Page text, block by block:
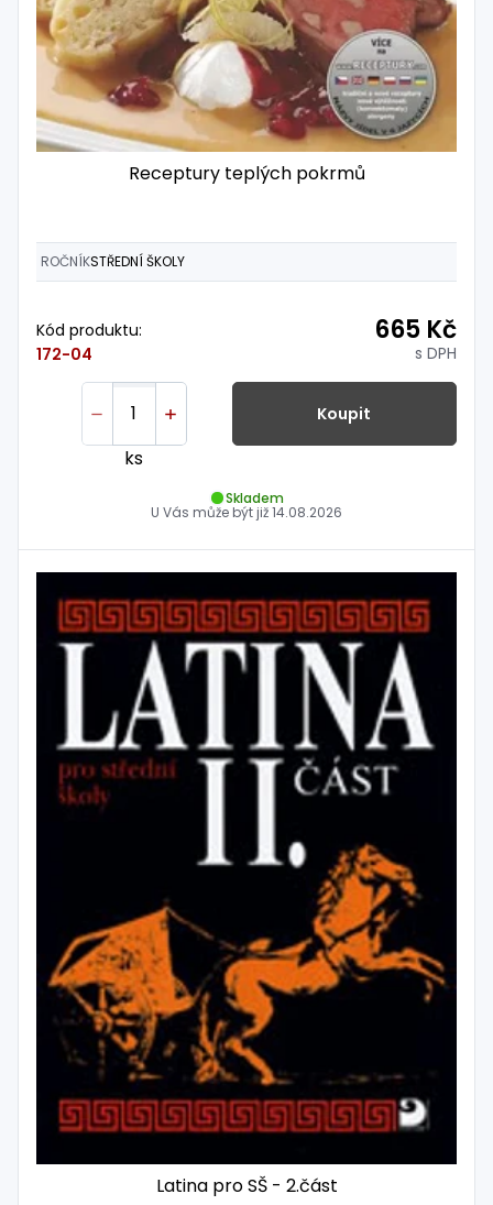
Receptury teplých pokrmů
ROČNÍKSTŘEDNÍ ŠKOLY
Kód produktu:
172-04
665 Kč
s DPH
ks
Koupit
Skladem
U Vás může být již14.08.2026
Latina pro SŠ - 2.část